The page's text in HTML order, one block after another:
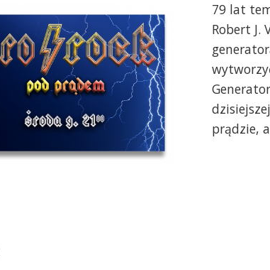
79 lat
Robert J.
prądzie,